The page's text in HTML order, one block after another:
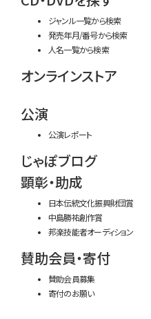
ジャンル一覧から検索
発売年月/番号から検索
人名一覧から検索
オンラインストア
公演
公演レポート
じゃぽブログ
顕彰・助成
日本伝統文化振興財団賞
中島勝祐創作賞
邦楽技能者オーディション
賛助会員・寄付
賛助会員募集
寄付のお願い